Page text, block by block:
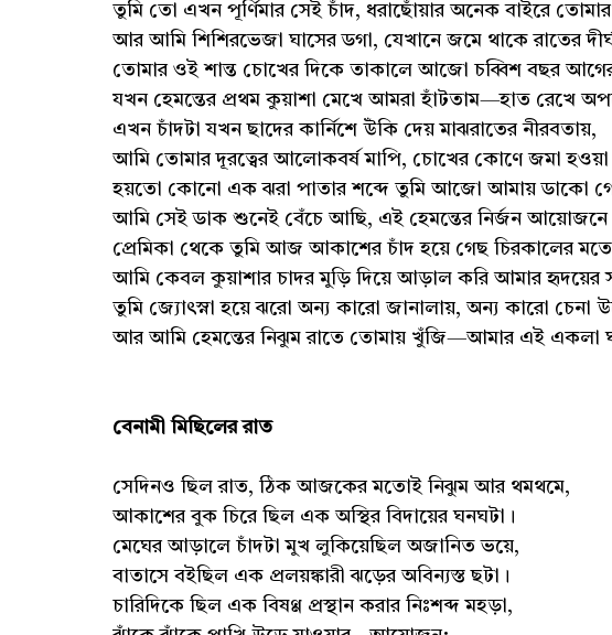
তুমি তো এখন পূর্ণিমার সেই চাঁদ, ধরাছোঁয়ার অনেক বাইরে
আর আমি শিশিরভেজা ঘাসের ডগা, যেখানে জমে থাকে রাতের
তোমার ওই শান্ত চোখের দিকে তাকালে আজো চব্বিশ বছর
যখন হেমন্তের প্রথম কুয়াশা মেখে আমরা হাঁটতাম—হাত রেখে
এখন চাঁদটা যখন ছাদের কার্নিশে উঁকি দেয় মাঝরাতের নীরবতায়,
আমি তোমার দূরত্বের আলোকবর্ষ মাপি, চোখের কোণে জমা
হয়তো কোনো এক ঝরা পাতার শব্দে তুমি আজো আমায় ডাকো
আমি সেই ডাক শুনেই বেঁচে আছি, এই হেমন্তের নির্জন
প্রেমিকা থেকে তুমি আজ আকাশের চাঁদ হয়ে গেছ চিরকালের
আমি কেবল কুয়াশার চাদর মুড়ি দিয়ে আড়াল করি আমার হৃদয়ের
তুমি জ্যোৎস্না হয়ে ঝরো অন্য কারো জানালায়, অন্য কারো চেনা
আর আমি হেমন্তের নিঝুম রাতে তোমায় খুঁজি—আমার এই একলা
বেনামী মিছিলের রাত
সেদিনও ছিল রাত, ঠিক আজকের মতোই নিঝুম আর থমথমে,
আকাশের বুক চিরে ছিল এক অস্থির বিদায়ের ঘনঘটা।
মেঘের আড়ালে চাঁদটা মুখ লুকিয়েছিল অজানিত ভয়ে,
বাতাসে বইছিল এক প্রলয়ঙ্কারী ঝড়ের অবিন্যস্ত ছটা।
চারিদিকে ছিল এক বিষণ্ণ প্রস্থান করার নিঃশব্দ মহড়া,